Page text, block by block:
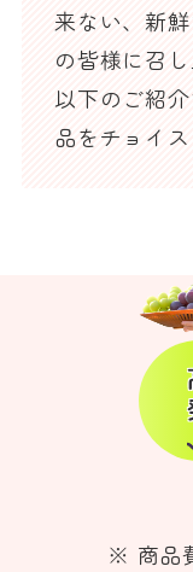
来ない、新
の皆様に召
以下のご紹
品をチョイス
※ 商品